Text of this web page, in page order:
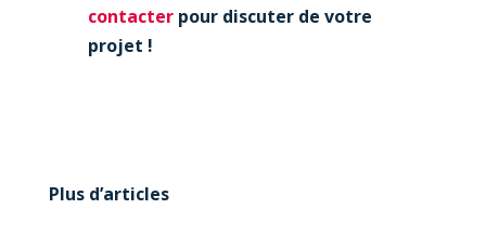
contacterpour discuter de votre
projet !
Plus d’articles